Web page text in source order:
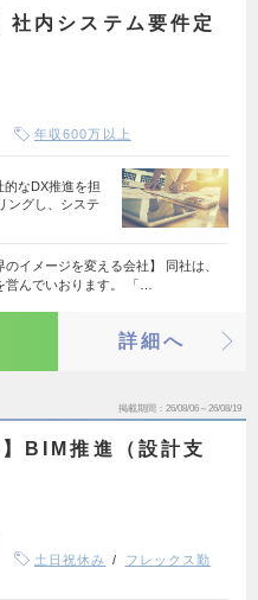
社内システム要件定
年収600万以上
なDX推進を担
ングし、システ
のイメージを変える会社】 同社は、
んでいおります。 「…
詳細へ
掲載期間 26/08/06～26/08/19
】BIM推進（設計支
土日祝休み
フレックス勤